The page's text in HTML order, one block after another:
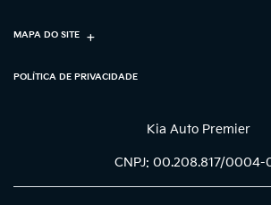
MAPA DO SITE
POLÍTICA DE PRIVACIDADE
Kia Auto Premier
CNPJ: 00.208.817/0004-